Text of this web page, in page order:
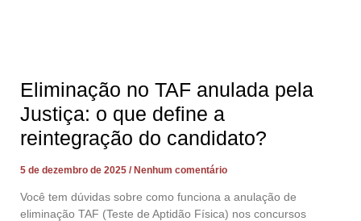
Eliminação no TAF anulada pela
Justiça: o que define a
reintegração do candidato?
5 de dezembro de 2025 Nenhum comentário
Você tem dúvidas sobre como funciona a anulação de
eliminação TAF (Teste de Aptidão Física) nos concursos